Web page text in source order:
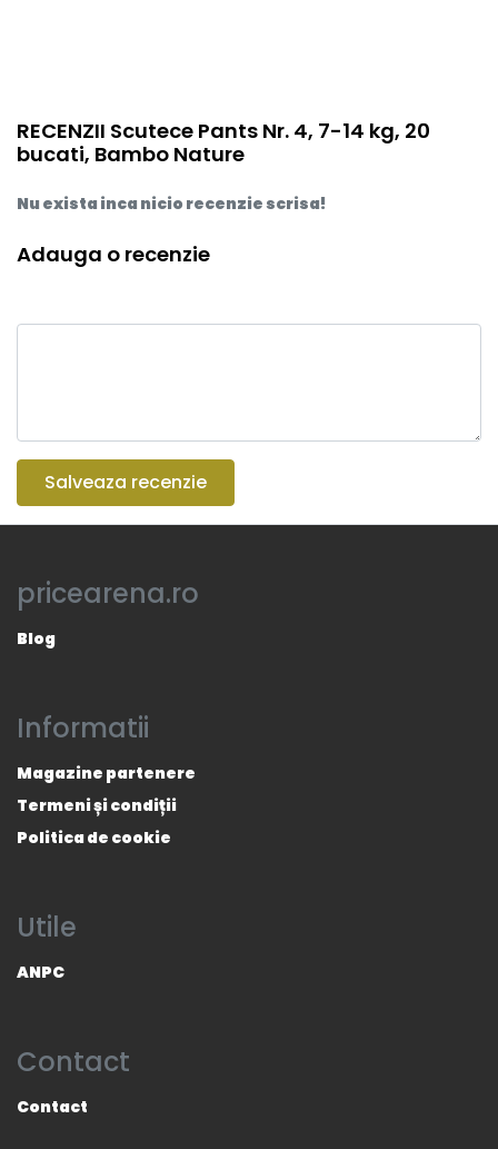
RECENZII Scutece Pants Nr. 4, 7-14 kg, 20
bucati, Bambo Nature
Nu exista inca nicio recenzie scrisa!
Adauga o recenzie
Salveaza recenzie
pricearena.ro
Blog
Informatii
Magazine partenere
Termeni și condiții
Politica de cookie
Utile
ANPC
Contact
Contact